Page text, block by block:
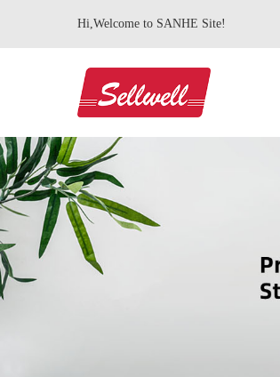
Hi,Welcome to SANHE Site!